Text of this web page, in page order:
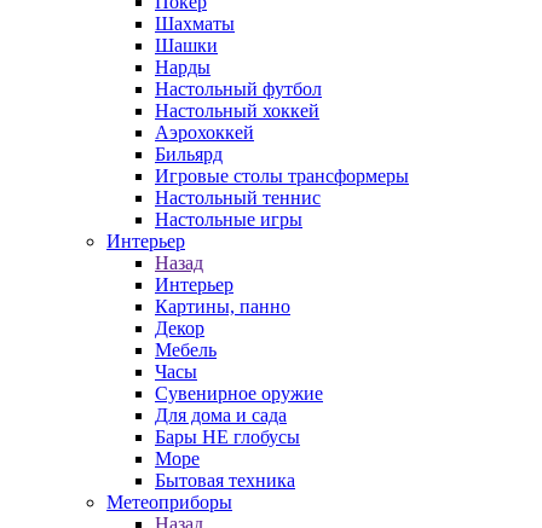
Шахматы
Шашки
Нарды
Настольный футбол
Настольный хоккей
Аэрохоккей
Бильярд
Игровые столы трансформеры
Настольный теннис
Настольные игры
Интерьер
Назад
Интерьер
Картины, панно
Декор
Мебель
Часы
Сувенирное оружие
Для дома и сада
Бары НЕ глобусы
Море
Бытовая техника
Метеоприборы
Назад